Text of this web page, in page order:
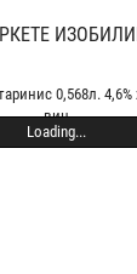
Loading...